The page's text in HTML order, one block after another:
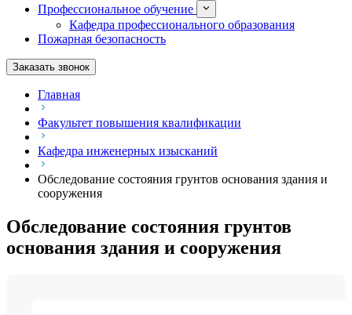
Профессиональное обучение
Кафедра профессионального образования
Пожарная безопасность
Заказать звонок
Главная
Факультет повышения квалификации
Кафедра инженерных изысканий
Обследование состояния грунтов основания здания и
сооружения
Обследование состояния грунтов
основания здания и сооружения